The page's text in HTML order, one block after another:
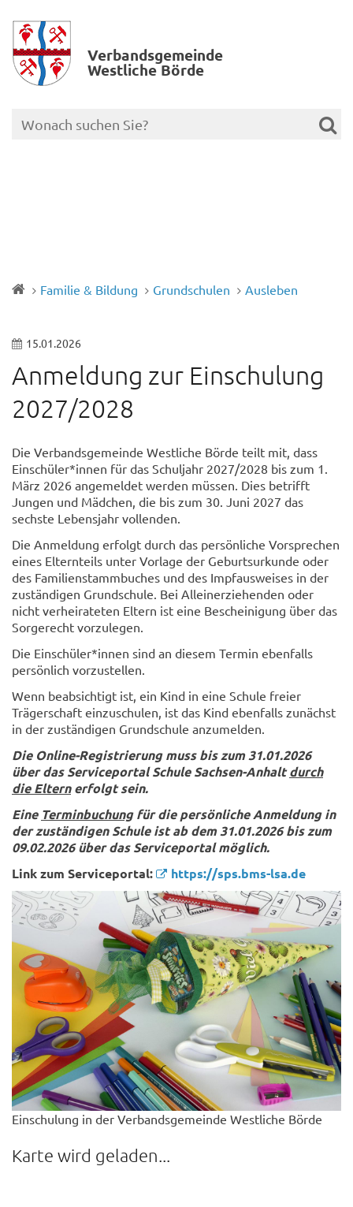
Verbands­gemeinde
Westliche Börde
Familie & Bildung Grundschulen Ausleben
15.01.2026
Anmeldung zur Einschulung
2027/2028
Die Verbandsgemeinde Westliche Börde teilt mit, dass
Einschüler*innen für das Schuljahr 2027/2028 bis zum 1.
März 2026 angemeldet werden müssen. Dies betrifft
Jungen und Mädchen, die bis zum 30. Juni 2027 das
sechste Lebensjahr vollenden.
Die Anmeldung erfolgt durch das persönliche Vorsprechen
eines Elternteils unter Vorlage der Geburtsurkunde oder
des Familienstammbuches und des Impfausweises in der
zuständigen Grundschule. Bei Alleinerziehenden oder
nicht verheirateten Eltern ist eine Bescheinigung über das
Sorgerecht vorzulegen.
Die Einschüler*innen sind an diesem Termin ebenfalls
persönlich vorzustellen.
Wenn beabsichtigt ist, ein Kind in eine Schule freier
Trägerschaft einzuschulen, ist das Kind ebenfalls zunächst
in der zuständigen Grundschule anzumelden.
Die Online-Registrierung muss bis zum 31.01.2026
über das Serviceportal Schule Sachsen-Anhaltdurch
die Elternerfolgt sein.
Eine Terminbuchungfür die persönliche Anmeldung in
der zuständigen Schule ist ab dem 31.01.2026 bis zum
09.02.2026 über das Serviceportal möglich.
Link zum Serviceportal:
https://sps.bms-lsa.de
Einschulung in der Verbandsgemeinde Westliche Börde
Karte wird geladen...